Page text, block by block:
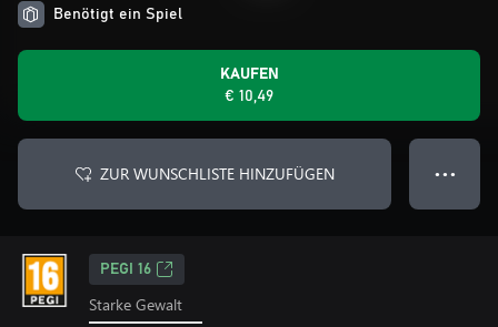
Benötigt ein Spiel
KAUFEN
€ 10,49
ZUR WUNSCHLISTE HINZUFÜGEN ● ● ●
PEGI 16
Starke Gewalt